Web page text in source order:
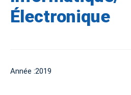
Électronique
Année :2019